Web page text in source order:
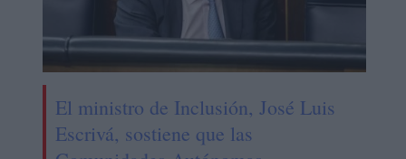
El ministro de Inclusión, José Luis
Escrivá, sostiene que las